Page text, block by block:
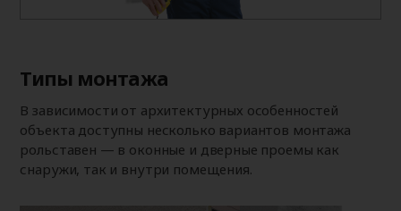
Типы монтажа
В зависимости от архитектурных особенностей
объекта доступны несколько вариантов монтажа
рольставен — в оконные и дверные проемы как
снаружи, так и внутри помещения.